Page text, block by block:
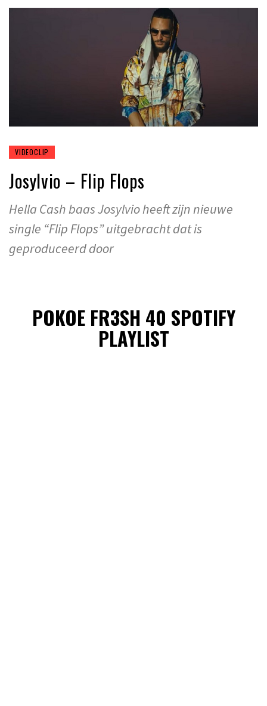
VIDEOCLIP
Josylvio – Flip Flops
Hella Cash baas Josylvio heeft zijn nieuwe
single “Flip Flops” uitgebracht dat is
geproduceerd door
POKOE FR3SH 40 SPOTIFY
PLAYLIST